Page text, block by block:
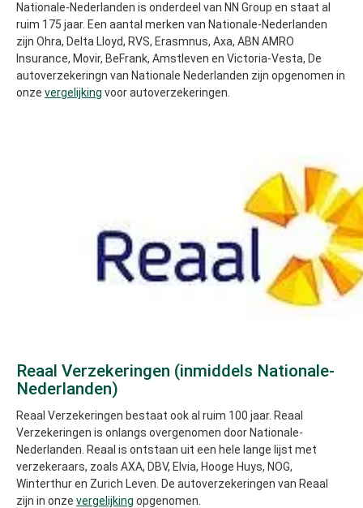
Nationale-Nederlanden is onderdeel van NN Group en staat al
ruim 175 jaar. Een aantal merken van Nationale-Nederlanden
zijn Ohra, Delta Lloyd, RVS, Erasmnus, Axa, ABN AMRO
Insurance, Movir, BeFrank, Amstleven en Victoria-Vesta, De
autoverzekeringn van Nationale Nederlanden zijn opgenomen in
onze vergelijking voor autoverzekeringen.
Reaal Verzekeringen (inmiddels Nationale-
Nederlanden)
Reaal Verzekeringen bestaat ook al ruim 100 jaar. Reaal
Verzekeringen is onlangs overgenomen door Nationale-
Nederlanden. Reaal is ontstaan uit een hele lange lijst met
verzekeraars, zoals AXA, DBV, Elvia, Hooge Huys, NOG,
Winterthur en Zurich Leven. De autoverzekeringen van Reaal
zijn in onze vergelijking opgenomen.